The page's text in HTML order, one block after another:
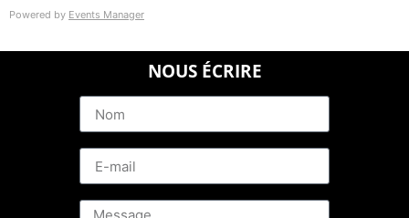
Powered by Events Manager
NOUS ÉCRIRE